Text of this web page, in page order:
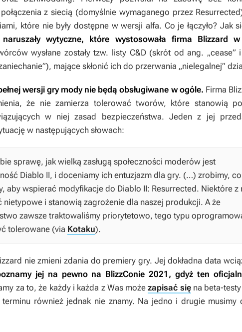
z siecią (domyślnie wymaganego przez Resurrected
które nie były dostępne w wersji alfa. Co je łączyło? Jak
wytyczne, które wystosowała firma Blizzard
wysłane zostały tzw. listy C&D (skrót od ang. „cease” i
mające skłonić ich do przerwania „nielegalnej”
wersji gry mody nie będą obsługiwane w ogóle. Firma
że nie zamierza tolerować tworów, które stanowią
w niej zasad bezpieczeństwa. Jeden z jej
w następujących słowach:
sprawę, jak wielką zasługą społeczności moderów jest
Diablo II, i doceniamy ich entuzjazm dla gry. (…) zrobimy,
aby wspierać modyfikacje do Diablo II: Resurrected. Niektóre z
nietypowe i stanowią zagrożenie dla naszej produkcji. A że
zawsze traktowaliśmy priorytetowo, tego typu
tolerowane (via Kotaku).
nie zmieni zdania do premiery gry. Jej dokładna data
jej na pewno na BlizzConie 2021, gdyż ten
za to, że każdy i każda z Was możezapisać sięna beta-testy
również jednak nie znamy. Na jedno i drugie musimy